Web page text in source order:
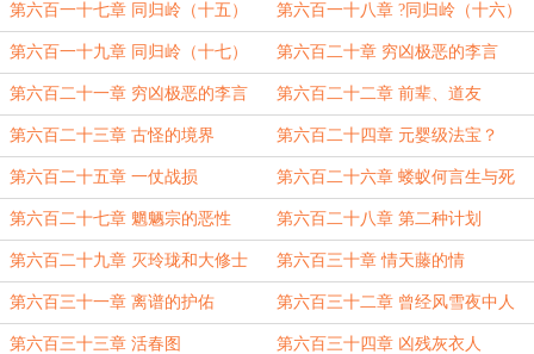
第六百一十七章 同归岭（十五） 第六百一十八章 ?同归岭（十六）
第六百一十九章 同归岭（十七） 第六百二十章 穷凶极恶的李言
（一）
第六百二十一章 穷凶极恶的李言
（二）
第六百二十二章 前辈、道友
第六百二十三章 古怪的境界 第六百二十四章 元婴级法宝？
第六百二十五章 一仗战损 第六百二十六章 蝼蚁何言生与死
第六百二十七章 魍魉宗的恶性 第六百二十八章 第二种计划
第六百二十九章 灭玲珑和大修士 第六百三十章 情天藤的情
第六百三十一章 离谱的护佑 第六百三十二章 曾经风雪夜中人
第六百三十三章 活春图 第六百三十四章 凶残灰衣人